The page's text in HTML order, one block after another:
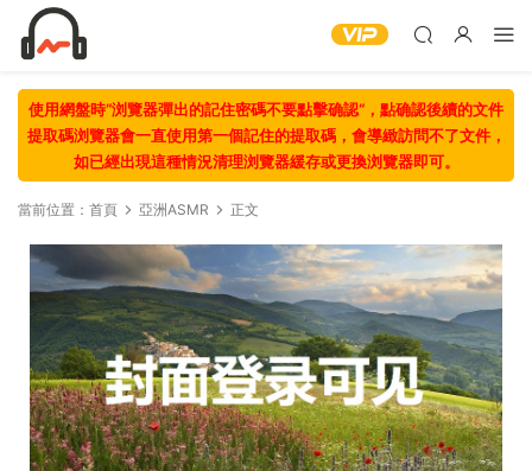
使用網盤時“浏覽器彈出的記住密碼不要點擊确認“，點确認後續的文件
提取碼浏覽器會一直使用第一個記住的提取碼，會導緻訪問不了文件，
如已經出現這種情況清理浏覽器緩存或更換浏覽器即可。
當前位置： 首頁 亞洲ASMR 正文